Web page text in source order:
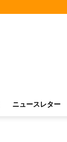
ニュースレター